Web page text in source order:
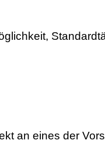
an eines der